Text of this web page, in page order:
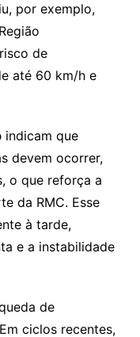
por exemplo,
de
até 60 km/h e
indicam que
devem ocorrer,
o que reforça a
da RMC. Esse
à tarde,
e a instabilidade
de
ciclos recentes,